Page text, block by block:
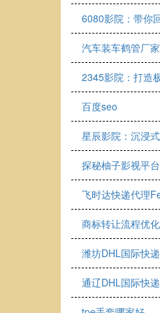
6080影院：带你
汽车装车鹤管厂
2345影院：打造
百度seo
星辰影院：沉浸
探秘柚子影视平
飞时达快递代理
商标转让流程优
潍坊DHL国际快
通辽DHL国际快